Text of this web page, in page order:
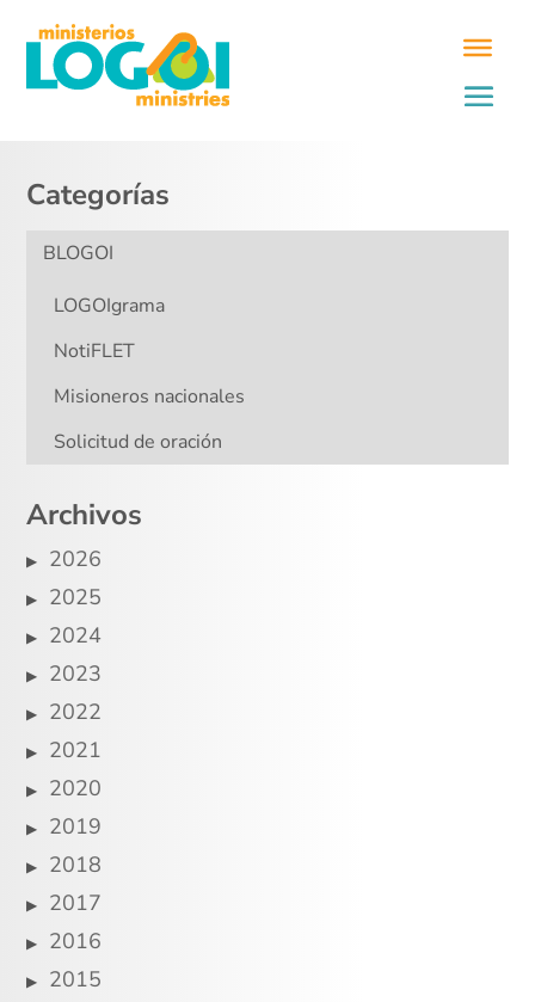
Categorías
BLOGOI
LOGOIgrama
NotiFLET
Misioneros nacionales
Solicitud de oración
Archivos
2026
2025
2024
2023
2022
2021
2020
2019
2018
2017
2016
2015